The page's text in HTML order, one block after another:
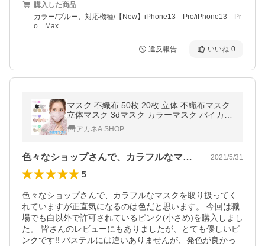
購入した商品
カラー/ブルー、対応機種/【New】iPhone13 Pro/iPhone13 Pr
o Max
違反報告 いいね 0
マスク 不織布 50枚 20枚 立体 不織布マスク
立体マスク 3dマスク カラーマスク バイカラ
ー 小顔マスク 使い捨てマスク おしゃれ 大容
量 花粉症対策 プリーツ
アカネA SHOP
色々なショップさんで、カラフルなマスク… 2021/5/31
5
色々なショップさんで、カラフルなマスクを取り扱ってく
れていますが正直気になるのは色だと思います。 今回は職
場でも白以外で許可されているピンク(小さめ)を購入しまし
た。 皆さんのレビューにもありましたが、とても優しいピ
ンクです!! パステルには違いありませんが、発色が良かっ